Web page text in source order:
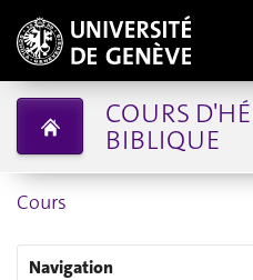
COURS
BIBLIQUE
Cours
Navigation